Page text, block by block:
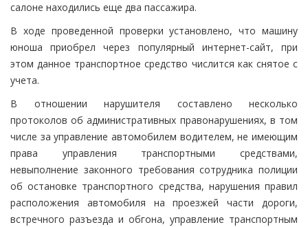
салоне находились еще два пассажира.
В ходе проведенной проверки установлено, что машину
юноша приобрел через популярный интернет-сайт, при
этом данное транспортное средство числится как снятое с
учета.
В отношении нарушителя составлено несколько
протоколов об административных правонарушениях, в том
числе за управление автомобилем водителем, не имеющим
права управления транспортными средствами,
невыполнение законного требования сотрудника полиции
об остановке транспортного средства, нарушения правил
расположения автомобиля на проезжей части дороги,
встречного разъезда и обгона, управление транспортным